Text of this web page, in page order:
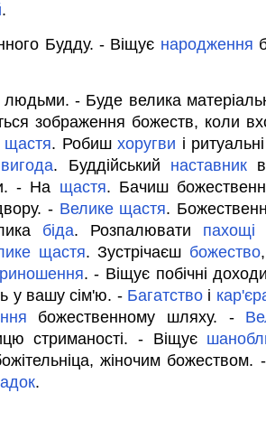
.
Будду. - Віщує народження
людьми. - Буде велика
зображення божеств, коли
щастя. Робишхоругви і
вигода. Буддійський наставник
- На щастя. Бачиш
- Велике щастя.
біда. Розпалювати пахощі
щастя. Зустрічаєш божество
. - Віщує побічні
у вашу сім'ю. - Багатство і
божественному шляху. -
стриманості. - Віщує
жіночим божеством.
.